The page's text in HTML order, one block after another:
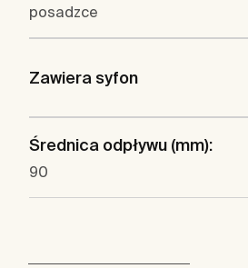
posadzce
Zawiera syfon
Średnica odpływu (mm):
90